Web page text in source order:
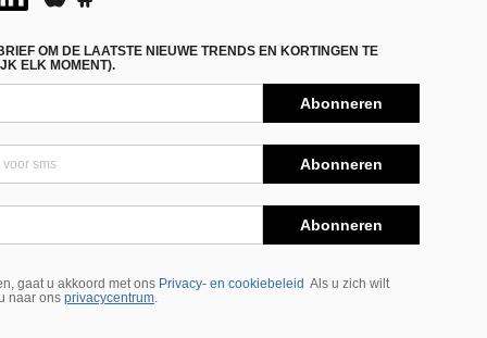
OM DE LAATSTE NIEUWE TRENDS EN KORTINGEN TE
ELK MOMENT).
Abonneren
Abonneren
Abonneren
gaat u akkoord met ons Privacy- en cookiebeleid Als u zich wilt
naar ons privacycentrum.